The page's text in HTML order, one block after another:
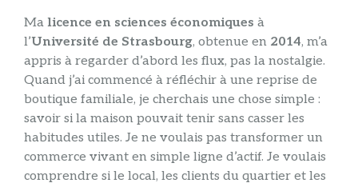
Ma licence en sciences économiques à
l’Université de Strasbourg, obtenue en 2014, m’a
appris à regarder d’abord les flux, pas la nostalgie.
Quand j’ai commencé à réfléchir à une reprise de
boutique familiale, je cherchais une chose simple :
savoir si la maison pouvait tenir sans casser les
habitudes utiles. Je ne voulais pas transformer un
commerce vivant en simple ligne d’actif. Je voulais
comprendre si le local, les clients du quartier et les